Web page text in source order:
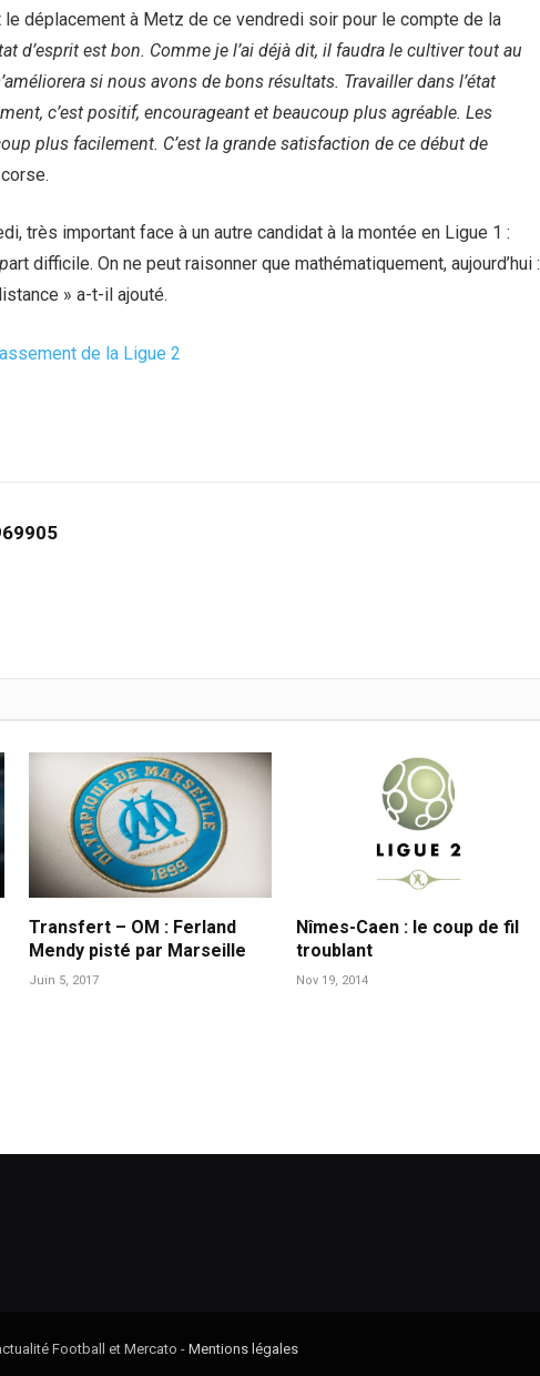
le déplacement à Metz de ce vendredi soir pour le compte de la
d’esprit est bon. Comme je l’ai déjà dit, il faudra le cultiver tout au
si nous avons de bons résultats. Travailler dans l’état
c’est positif, encourageant et beaucoup plus agréable. Les
plus facilement. C’est la grande satisfaction de ce début de
très important face à un autre candidat à la montée en Ligue 1 :
art difficile. On ne peut raisonner que mathématiquement, aujourd’hui :
» a-t-il ajouté.
de la Ligue 2
Transfert – OM : Ferland
Mendy pisté par Marseille
Juin 5, 2017
Nîmes-Caen : le coup de fil
troublant
Nov 19, 2014
Football et Mercato - Mentions légales